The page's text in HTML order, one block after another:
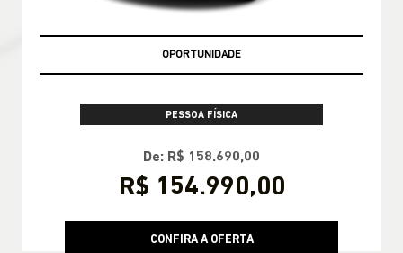
OPORTUNIDADE
PESSOA FÍSICA
De: R$ 158.690,00
R$ 154.990,00
CONFIRA A OFERTA